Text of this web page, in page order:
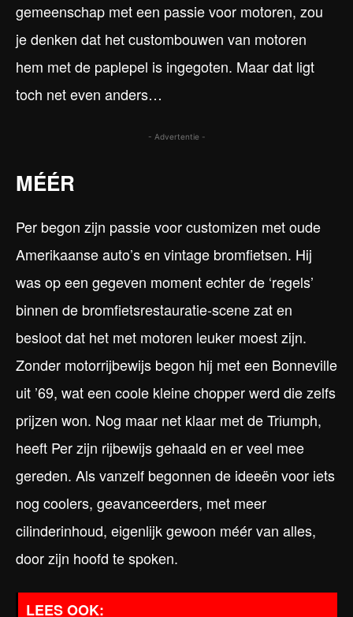
gemeenschap met een passie voor motoren, zou
je denken dat het custombouwen van motoren
hem met de paplepel is ingegoten. Maar dat ligt
toch net even anders…
- Advertentie -
MÉÉR
Per begon zijn passie voor customizen met oude
Amerikaanse auto’s en vintage bromfietsen. Hij
was op een gegeven moment echter de ‘regels’
binnen de bromfietsrestauratie-scene zat en
besloot dat het met motoren leuker moest zijn.
Zonder motorrijbewijs begon hij met een Bonneville
uit ’69, wat een coole kleine chopper werd die zelfs
prijzen won. Nog maar net klaar met de Triumph,
heeft Per zijn rijbewijs gehaald en er veel mee
gereden. Als vanzelf begonnen de ideeën voor iets
nog coolers, geavanceerders, met meer
cilinderinhoud, eigenlijk gewoon méér van alles,
door zijn hoofd te spoken.